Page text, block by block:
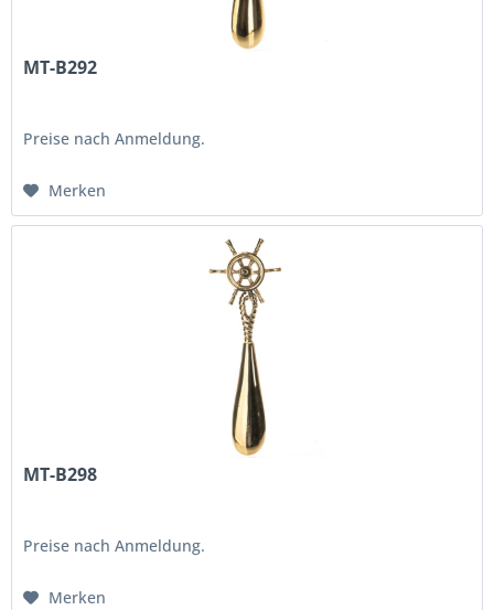
MT-B292
Preise nach Anmeldung.
Merken
MT-B298
Preise nach Anmeldung.
Merken